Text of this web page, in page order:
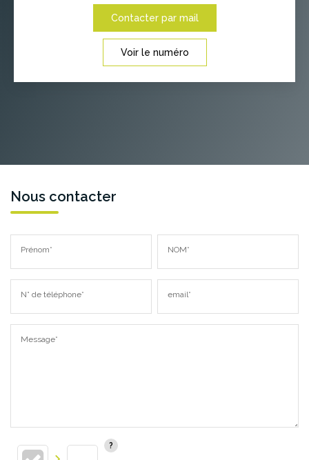
Contacter par mail
Voir le numéro
Nous contacter
Prénom* NOM*
N° de téléphone* email*
Message*